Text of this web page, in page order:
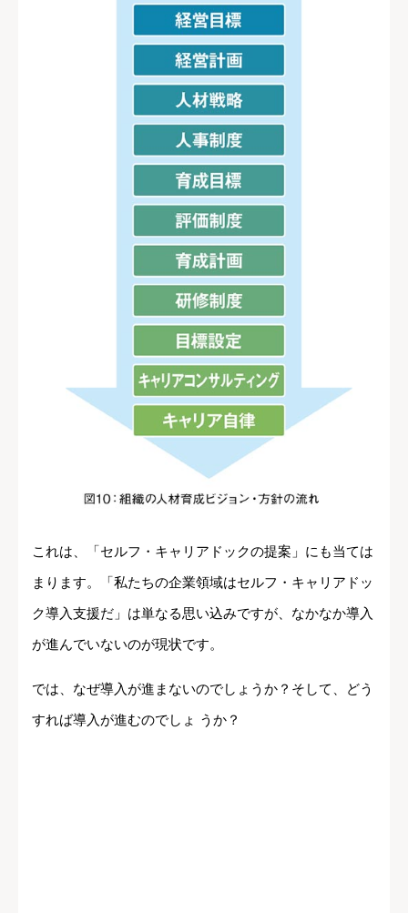
これは、「セルフ・キャリアドックの提案」にも当ては
まります。「私たちの企業領域はセルフ・キャリアドッ
ク導入支援だ」は単なる思い込みですが、なかなか導入
が進んでいないのが現状です。
では、なぜ導入が進まないのでしょうか？そして、どう
すれば導入が進むのでしょ うか？